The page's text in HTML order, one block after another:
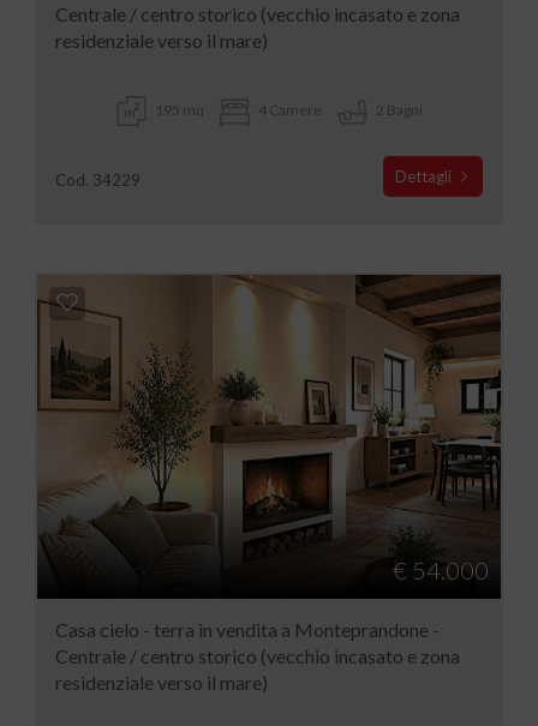
Centrale / centro storico (vecchio incasato e zona
residenziale verso il mare)
195 mq 4 Camere 2 Bagni
Cod. 34229 Dettagli
€ 54.000
Casa cielo - terra in vendita a Monteprandone -
Centrale / centro storico (vecchio incasato e zona
residenziale verso il mare)